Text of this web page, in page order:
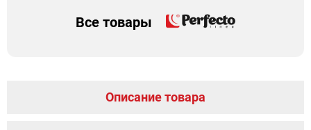
Все товары
Описание товара